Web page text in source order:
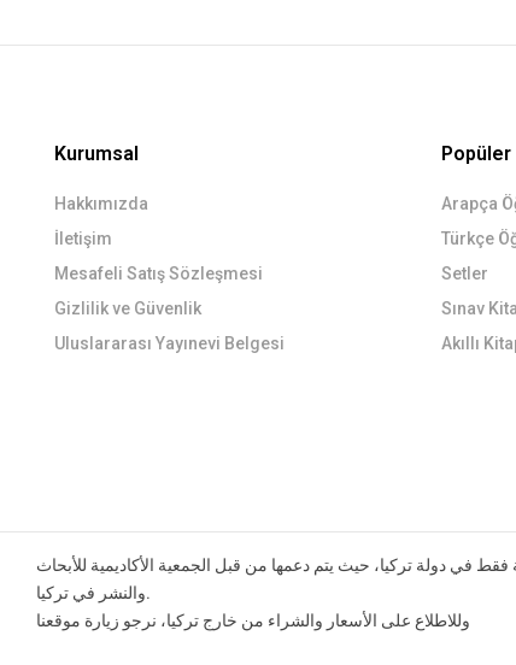
Kurumsal
Hakkımızda
İletişim
Mesafeli Satış Sözleşmesi
Gizlilik ve Güvenlik
Uluslararası Yayınevi Belgesi
Arapça
Türkçe
Setler
Sınav
Akıllı
في دولة تركيا، حيث يتم دعمها من قبل الجمعية الأكاديمية للأبحاث
والنشر في تركيا.
وللاطلاع على الأسعار والشراء من خارج تركيا، نرجو زيارة موقعنا